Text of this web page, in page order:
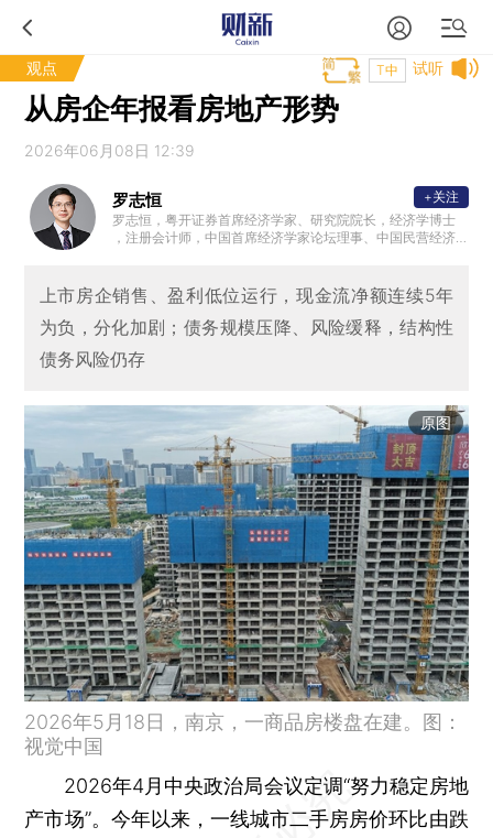
观点 试听
T中
从房企年报看房地产形势
2026年06月08日 12:39
罗志恒
罗志恒，粤开证券首席经济学家、研究院院长，经济学博士
，注册会计师，中国首席经济学家论坛理事、中国民营经济
分析师。2023年7月受邀参加总理主持的经济形势专家座谈
会并做发言。主要研究方向：宏观经济、财政理论与政策。
+关注
上市房企销售、盈利低位运行，现金流净额连续5年
为负，分化加剧；债务规模压降、风险缓释，结构性
债务风险仍存
原图
2026年5月18日，南京，一商品房楼盘在建。图：
视觉中国
2026年4月中央政治局会议定调“努力稳定房地
产市场”。今年以来，一线城市二手房房价环比由跌